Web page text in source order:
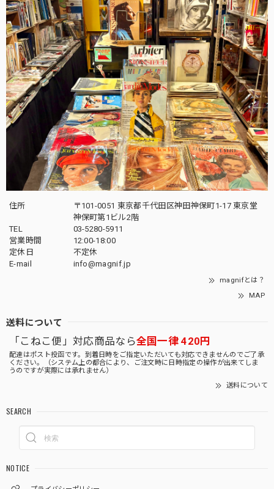
住所
〒101-0051 東京都千代田区神田神保町1-17 東京堂
神保町第1ビル2階
TEL
03-5280-5911
営業時間
12:00-18:00
定休日
不定休
E-mail
info@magnif.jp
magnifとは？
MAP
送料について
「こねこ便」対応商品なら全国一律 420円
配達はポスト投函です。到着日時をご指定いただいても対応できませんのでご了承
ください。（システム上の都合により、ご注文時に日時指定の操作が出来てしま
うのですが実際には承れません）
送料について
SEARCH
NOTICE